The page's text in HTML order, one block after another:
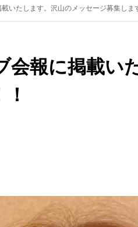
いたします。沢山のメッセージ募集し
会報に掲載い
！